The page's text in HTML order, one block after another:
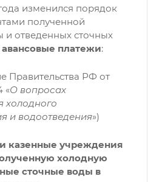
изменился порядок
полученной
и отведенных сточных
платежи:
Правительства РФ от
«О вопросах
холодного
и водоотведения»)
казенные учреждения
холодную
сточные воды в